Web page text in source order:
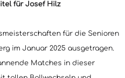
für Josef Hilz
für die Senioren
im Januar 2025 ausgetragen.
Matches in dieser